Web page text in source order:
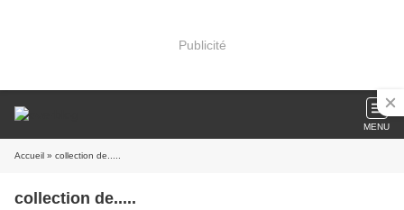
Publicité
MENU
Accueil » collection de.....
collection de.....